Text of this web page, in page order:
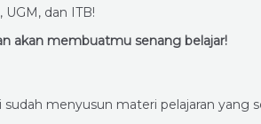
dan ITB!
akan membuatmu senang belajar!
menyusun materi pelajaran yang